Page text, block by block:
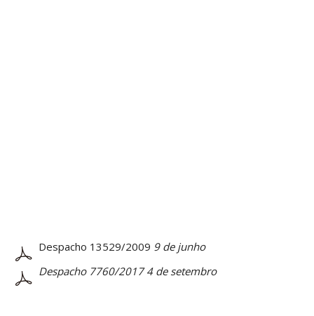
Despacho 13529/2009 9 de junho
Despacho 7760/20174 de setembro